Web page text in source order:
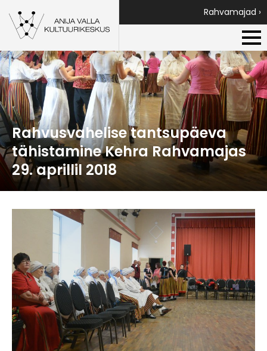
Rahvamajad ›
Rahvusvahelise tantsupäeva
tähistamine Kehra Rahvamajas
29. aprillil 2018